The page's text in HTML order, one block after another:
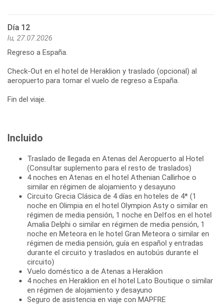
Día 12
lu, 27.07.2026
Regreso a España.
Check-Out en el hotel de Heraklion y traslado (opcional) al
aeropuerto para tomar el vuelo de regreso a España.
Fin del viaje.
Incluido
Traslado de llegada en Atenas del Aeropuerto al Hotel
(Consultar suplemento para el resto de traslados)
4 noches en Atenas en el hotel Athenian Callirhoe o
similar en régimen de alojamiento y desayuno
Circuito Grecia Clásica de 4 días en hoteles de 4* (1
noche en Olimpia en el hotel Olympion Asty o similar en
régimen de media pensión, 1 noche en Delfos en el hotel
Amalia Delphi o similar en régimen de media pensión, 1
noche en Meteora en le hotel Gran Meteora o similar en
régimen de media pensión, guía en español y entradas
durante el circuito y traslados en autobús durante el
circuito)
Vuelo doméstico a de Atenas a Heraklion
4 noches en Heraklion en el hotel Lato Boutique o similar
en régimen de alojamiento y desayuno
Seguro de asistencia en viaje con MAPFRE